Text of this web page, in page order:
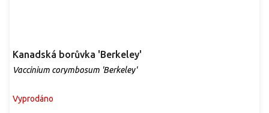
Kanadská borůvka 'Berkeley'
Vaccinium corymbosum 'Berkeley'
Vyprodáno